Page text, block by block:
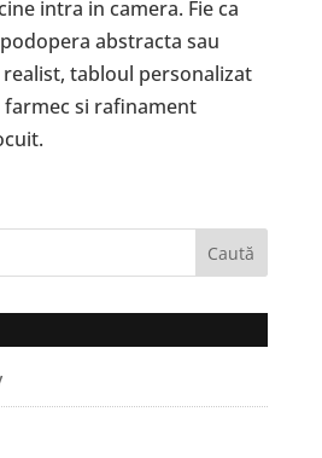
intra in camera. Fie ca
abstracta sau
tabloul personalizat
si rafinament